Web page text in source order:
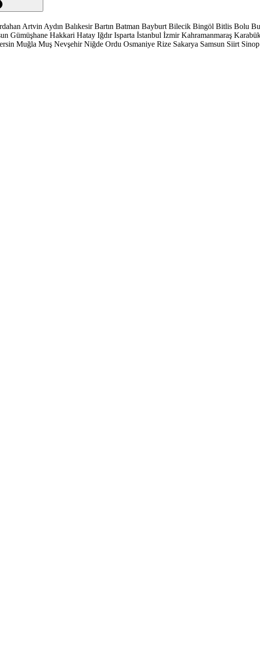
Artvin Aydın Balıkesir Bartın Batman Bayburt Bilecik Bingöl Bitlis Bolu
Gümüşhane Hakkari Hatay Iğdır Isparta İstanbul İzmir Kahramanmaraş
Muğla Muş Nevşehir Niğde Ordu Osmaniye Rize Sakarya Samsun Siirt Sinop